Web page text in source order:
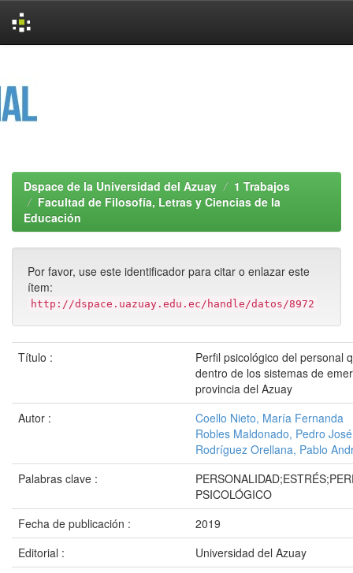
Dspace de la Universidad del Azuay
1 Trabajos
Facultad de Filosofía, Letras y Ciencias de la
Educación
Por favor, use este identificador para citar o enlazar este
ítem:
http://dspace.uazuay.edu.ec/handle/datos/8972
Título :
Perfil psicológico del personal
dentro de los sistemas de
provincia del Azuay
Autor :
Coello Nieto, María Fernanda
Robles Maldonado, Pedro José
Rodríguez Orellana, Pablo
Palabras clave :
PSICOLÓGICO
Fecha de publicación :
2019
Editorial :
Universidad del Azuay